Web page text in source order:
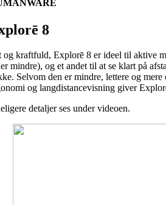
ē 8
og kraftfuld, Explorē 8 er ideel til aktive
mindre), og et andet til at se klart på
Selvom den er mindre, lettere og
og langdistancevisning giver
detaljer ses under videoen.